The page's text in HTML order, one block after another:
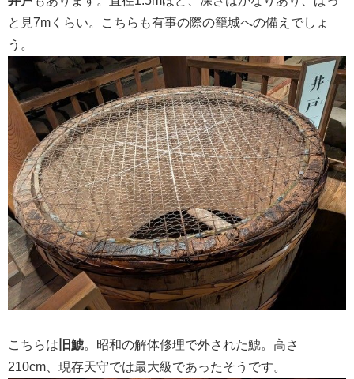
と見7mくらい。こちらも有事の際の籠城への備えでしょ
う。
こちらは 旧鯱。昭和の解体修理で外された鯱。高さ
210cm、現存天守では最大級であったそうです。